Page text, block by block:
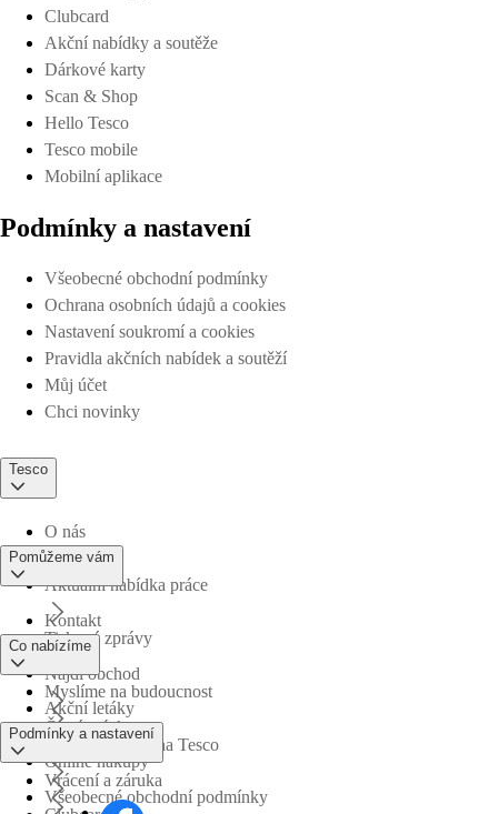
Clubcard
Akční nabídky a soutěže
Dárkové karty
Scan & Shop
Hello Tesco
Tesco mobile
Mobilní aplikace
Podmínky a nastavení
Všeobecné obchodní podmínky
Ochrana osobních údajů a cookies
Nastavení soukromí a cookies
Pravidla akčních nabídek a soutěží
Můj účet
Chci novinky
Tesco
O nás
Aktuální nabídka práce
Tiskové zprávy
Myslíme na budoucnost
Obchodní skupina Tesco
Pomůžeme vám
Kontakt
Najdi obchod
Časté otázky
Vrácení a záruka
Co nabízíme
Akční letáky
Online nákupy
Podmínky a nastavení
Všeobecné obchodní podmínky